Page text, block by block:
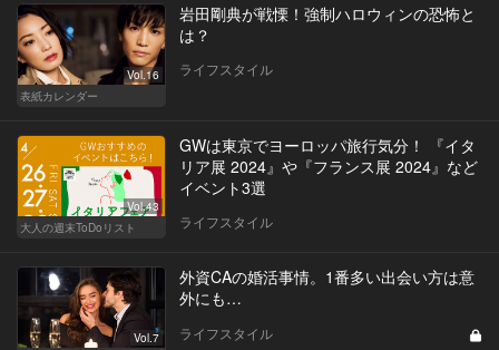
Vol.16
表紙カレンダー
岩田剛典が戦慄！強制ハロウィンの恐怖と
は？
ライフスタイル
Vol.43
大人の週末ToDoリスト
GWは東京でヨーロッパ旅行気分！ 『イタ
リア展 2024』や『フランス展 2024』など
イベント3選
ライフスタイル
Vol.7
外資CAの婚活事情。1番多い出会い方は意
外にも…
ライフスタイル